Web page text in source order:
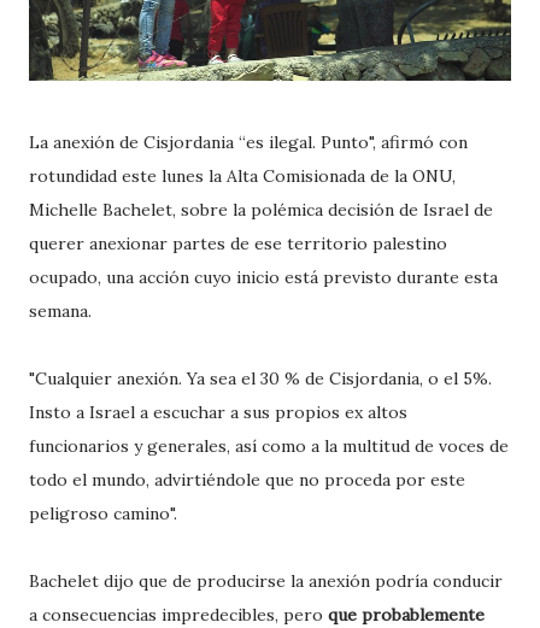
La anexión de Cisjordania “es ilegal. Punto", afirmó con
rotundidad este lunes la Alta Comisionada de la ONU,
Michelle Bachelet, sobre la polémica decisión de Israel de
querer anexionar partes de ese territorio palestino
ocupado, una acción cuyo inicio está previsto durante esta
semana.
"Cualquier anexión. Ya sea el 30 % de Cisjordania, o el 5%.
Insto a Israel a escuchar a sus propios ex altos
funcionarios y generales, así como a la multitud de voces de
todo el mundo, advirtiéndole que no proceda por este
peligroso camino".
Bachelet dijo que de producirse la anexión podría conducir
a consecuencias impredecibles, pero que probablemente